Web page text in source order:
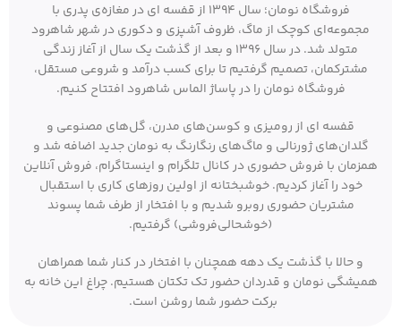
فروشگاه نومان؛ سال ۱۳۹۴ از قفسه ای در مغازه‌ی پدری با
مجموعه‌ای کوچک از ماگ، ظروف آشپزی و دکوری در شهر شاهرود
متولد شد. در سال ۱۳۹۶ و بعد از گذشت یک سال از آغاز زندگی
مشترکمان، تصمیم گرفتیم تا برای کسب درآمد و شروعی مستقل،
فروشگاه نومان را در پاساژ الماس شاهرود افتتاح کنیم.
قفسه ای از رومیزی و کوسن‌های مدرن، گل‌های مصنوعی و
گلدان‌های ژورنالی و ماگ‌های رنگارنگ به نومان جدید اضافه شد و
همزمان با فروش حضوری در کانال تلگرام و اینستاگرام، فروش آنلاین
خود را آغاز کردیم. خوشبختانه از اولین روزهای کاری با استقبال
مشتریان حضوری روبرو شدیم و با افتخار از طرف شما پسوند
(خوشحالی‌فروشی) گرفتیم.
و حالا با گذشت یک دهه همچنان با افتخار در کنار شما همراهان
همیشگی نومان و قدردان حضور تک تکتان هستیم. چراغ این خانه به
برکت حضور شما روشن است.